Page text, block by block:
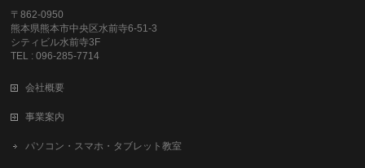
〒862-0950
熊本県熊本市中央区水前寺6-51-3
シティビル水前寺3F
TEL : 096-285-7714
会社概要
事業案内
パソコン・スマホ・タブレット教室